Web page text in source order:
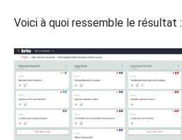
Voici à quoi ressemble le résultat :